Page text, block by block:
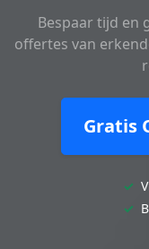
Bespaar tijd en
offertes van
Gratis
✓
✓